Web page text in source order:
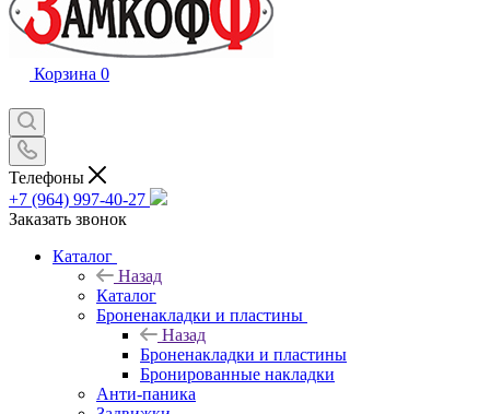
Корзина 0
Телефоны
+7 (964) 997-40-27
Заказать звонок
Каталог
Назад
Каталог
Броненакладки и пластины
Назад
Броненакладки и пластины
Бронированные накладки
Анти-паника